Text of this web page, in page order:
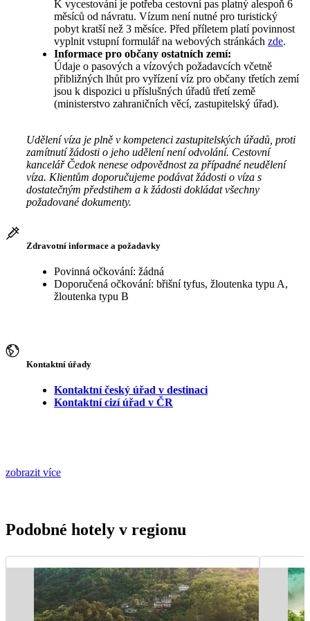
K vycestování je potřeba cestovní pas platný alespoň 6
měsíců od návratu. Vízum není nutné pro turistický
pobyt kratší než 3 měsíce. Před příletem platí povinnost
vyplnit vstupní formulář na webových stránkách zde.
Informace pro občany ostatních zemí:
Údaje o pasových a vízových požadavcích včetně
přibližných lhůt pro vyřízení víz pro občany třetích zemí
jsou k dispozici u příslušných úřadů třetí země
(ministerstvo zahraničních věcí, zastupitelský úřad).
Udělení víza je plně v kompetenci zastupitelských úřadů, proti
zamítnutí žádosti o jeho udělení není odvolání. Cestovní
kancelář Čedok nenese odpovědnost za případné neudělení
víza. Klientům doporučujeme podávat žádosti o víza s
dostatečným předstihem a k žádosti dokládat všechny
požadované dokumenty.
Zdravotní informace a požadavky
Povinná očkování: žádná
Doporučená očkování: břišní tyfus, žloutenka typu A,
žloutenka typu B
Kontaktní úřady
Kontaktní český úřad v destinaci
Kontaktní cizí úřad v ČR
zobrazit více
Podobné hotely v regionu